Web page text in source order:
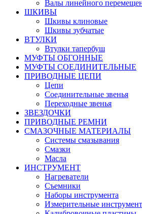
Валы линейного
ШКИВЫ
Шкивы клиновые
Шкивы зубчатые
ВТУЛКИ
Втулки тапербуш
МУФТЫ ОБГОННЫЕ
МУФТЫ СОЕДИНИТЕЛЬНЫЕ
ПРИВОДНЫЕ ЦЕПИ
Цепи
Соединительные звенья
Переходные звенья
ЗВЕЗДОЧКИ
ПРИВОДНЫЕ РЕМНИ
СМАЗОЧНЫЕ МАТЕРИАЛЫ
Системы смазывания
Смазки
Масла
ИНСТРУМЕНТ
Нагреватели
Съемники
Наборы инструмента
Измерительные